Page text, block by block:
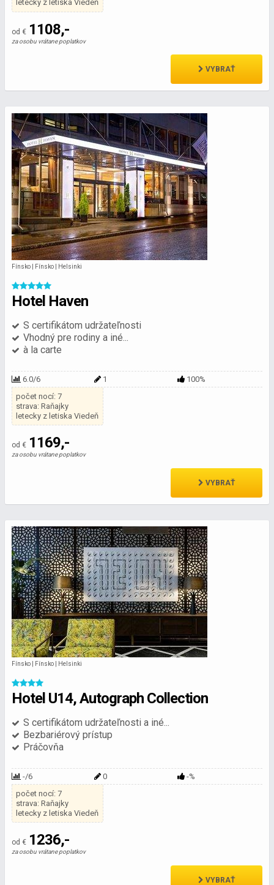
letecky z letiska Viedeň
od € 1108,-
za osobu vrátane poplatkov
VYBRAŤ
Fínsko | Fínsko | Helsinki
Hotel Haven
S certifikátom udržateľnosti
Vhodný pre rodiny a iné...
à la carte
6.0/6 1
100%
počet nocí: 7
strava: Raňajky
letecky z letiska Viedeň
od € 1169,-
za osobu vrátane poplatkov
VYBRAŤ
Fínsko | Fínsko | Helsinki
Hotel U14, Autograph Collection
S certifikátom udržateľnosti a iné...
Bezbariérový prístup
Práčovňa
-/6 0
-%
počet nocí: 7
strava: Raňajky
letecky z letiska Viedeň
od € 1236,-
za osobu vrátane poplatkov
VYBRAŤ